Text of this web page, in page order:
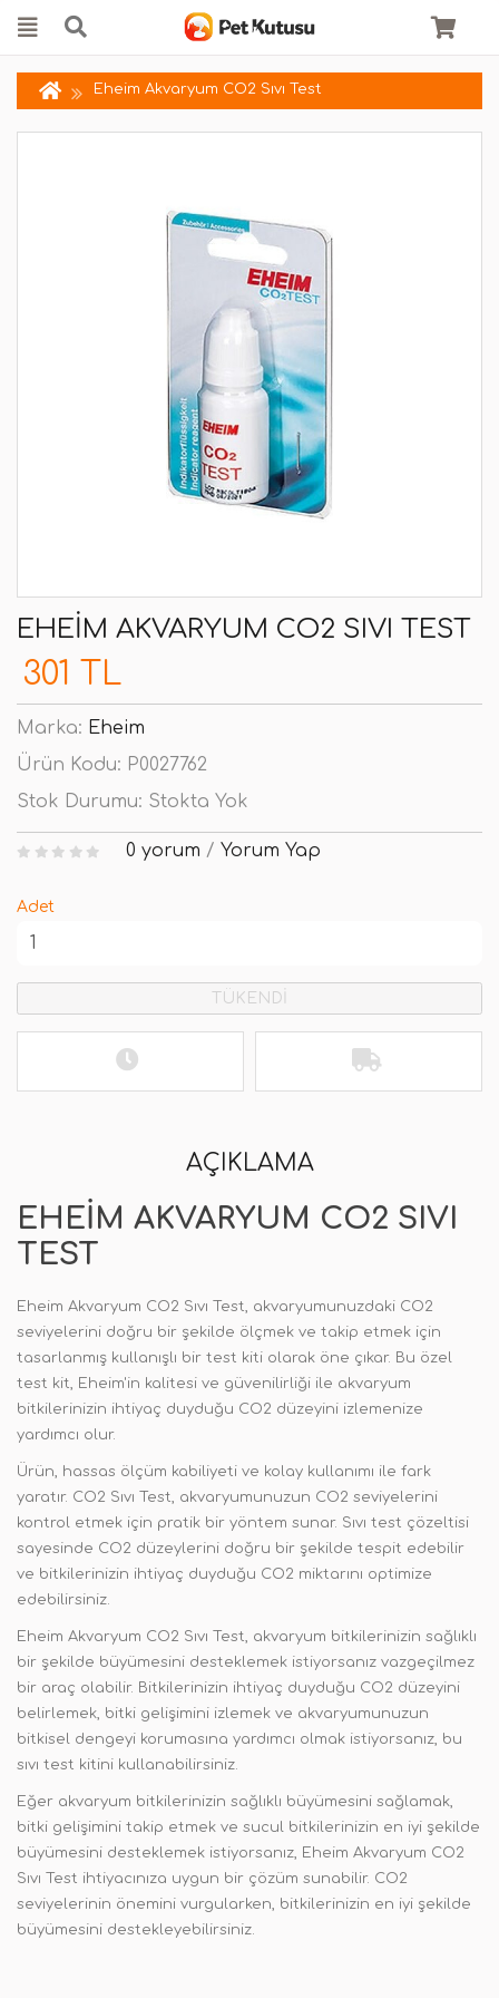
Eheim Akvaryum CO2 Sıvı Test
EHEIM AKVARYUM CO2 SIVI TEST
301 TL
Marka: Eheim
Ürün Kodu: P0027762
Stok Durumu: Stokta Yok
0 yorum / Yorum Yap
Adet
TÜKENDİ
AÇIKLAMA
EHEIM AKVARYUM CO2 SIVI
TEST
Eheim Akvaryum CO2 Sıvı Test, akvaryumunuzdaki CO2
seviyelerini doğru bir şekilde ölçmek ve takip etmek için
tasarlanmış kullanışlı bir test kiti olarak öne çıkar. Bu özel
test kit, Eheim'in kalitesi ve güvenilirliği ile akvaryum
bitkilerinizin ihtiyaç duyduğu CO2 düzeyini izlemenize
yardımcı olur.
Ürün, hassas ölçüm kabiliyeti ve kolay kullanımı ile fark
yaratır. CO2 Sıvı Test, akvaryumunuzun CO2 seviyelerini
kontrol etmek için pratik bir yöntem sunar. Sıvı test çözeltisi
sayesinde CO2 düzeylerini doğru bir şekilde tespit edebilir
ve bitkilerinizin ihtiyaç duyduğu CO2 miktarını optimize
edebilirsiniz.
Eheim Akvaryum CO2 Sıvı Test, akvaryum bitkilerinizin sağlıklı
bir şekilde büyümesini desteklemek istiyorsanız vazgeçilmez
bir araç olabilir. Bitkilerinizin ihtiyaç duyduğu CO2 düzeyini
belirlemek, bitki gelişimini izlemek ve akvaryumunuzun
bitkisel dengeyi korumasına yardımcı olmak istiyorsanız, bu
sıvı test kitini kullanabilirsiniz.
Eğer akvaryum bitkilerinizin sağlıklı büyümesini sağlamak,
bitki gelişimini takip etmek ve sucul bitkilerinizin en iyi şekilde
büyümesini desteklemek istiyorsanız, Eheim Akvaryum CO2
Sıvı Test ihtiyacınıza uygun bir çözüm sunabilir. CO2
seviyelerinin önemini vurgularken, bitkilerinizin en iyi şekilde
büyümesini destekleyebilirsiniz.